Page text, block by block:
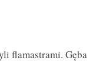
flamastrami. Gęba